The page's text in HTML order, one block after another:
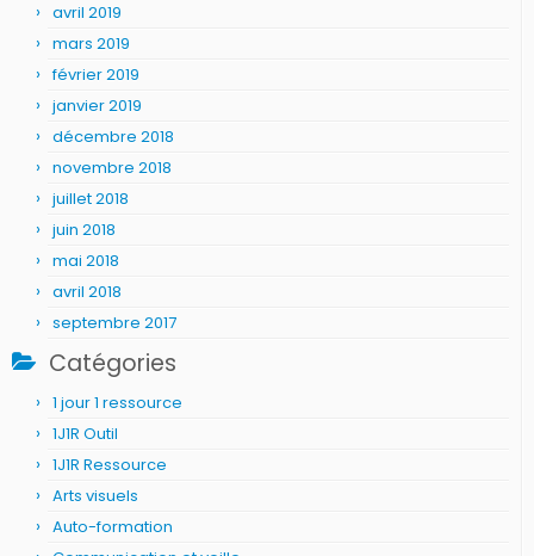
avril 2019
mars 2019
février 2019
janvier 2019
décembre 2018
novembre 2018
juillet 2018
juin 2018
mai 2018
avril 2018
septembre 2017
Catégories
1 jour 1 ressource
1J1R Outil
1J1R Ressource
Arts visuels
Auto-formation